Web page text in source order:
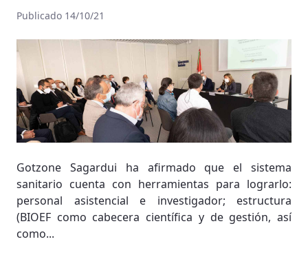
Publicado 14/10/21
Gotzone Sagardui ha afirmado que el sistema
sanitario cuenta con herramientas para lograrlo:
personal asistencial e investigador; estructura
(BIOEF como cabecera científica y de gestión, así
como...